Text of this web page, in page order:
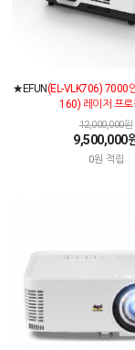
★EFUN(EL-VLK706) 7000
160) 레이저 프로
12,000,000원
9,500,000
0원 적립